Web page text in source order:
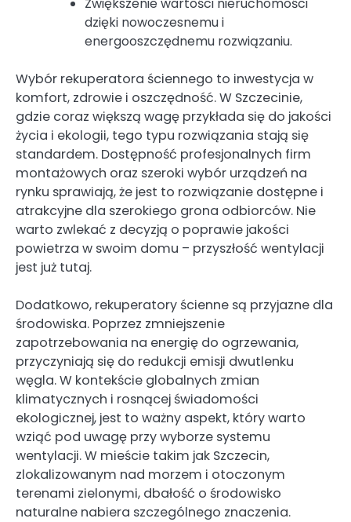
dzięki nowoczesnemu i
energooszczędnemu rozwiązaniu.
Wybór rekuperatora ściennego to inwestycja w
komfort, zdrowie i oszczędność. W Szczecinie,
gdzie coraz większą wagę przykłada się do jakości
życia i ekologii, tego typu rozwiązania stają się
standardem. Dostępność profesjonalnych firm
montażowych oraz szeroki wybór urządzeń na
rynku sprawiają, że jest to rozwiązanie dostępne i
atrakcyjne dla szerokiego grona odbiorców. Nie
warto zwlekać z decyzją o poprawie jakości
powietrza w swoim domu – przyszłość wentylacji
jest już tutaj.
Dodatkowo, rekuperatory ścienne są przyjazne dla
środowiska. Poprzez zmniejszenie
zapotrzebowania na energię do ogrzewania,
przyczyniają się do redukcji emisji dwutlenku
węgla. W kontekście globalnych zmian
klimatycznych i rosnącej świadomości
ekologicznej, jest to ważny aspekt, który warto
wziąć pod uwagę przy wyborze systemu
wentylacji. W mieście takim jak Szczecin,
zlokalizowanym nad morzem i otoczonym
terenami zielonymi, dbałość o środowisko
naturalne nabiera szczególnego znaczenia.